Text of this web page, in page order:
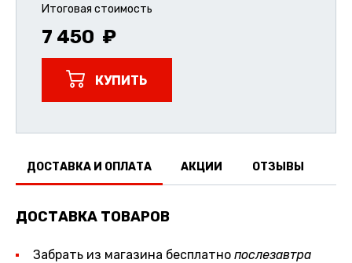
Итоговая стоимость
7 450
КУПИТЬ
ДОСТАВКА И ОПЛАТА АКЦИИ ОТЗЫВЫ
ДОСТАВКА ТОВАРОВ
Забрать из магазина бесплатно послезавтра